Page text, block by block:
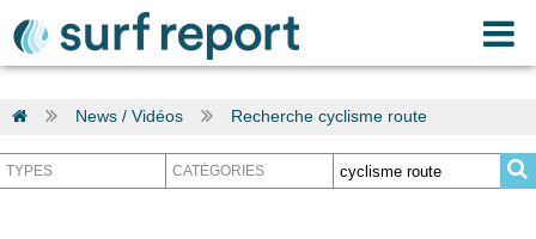
News / Vidéos Recherche cyclisme route